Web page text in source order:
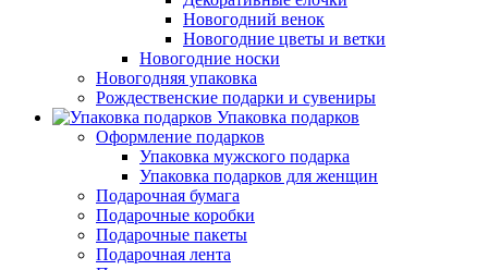
Новогодний венок
Новогодние цветы и ветки
Новогодние носки
Новогодняя упаковка
Рождественские подарки и сувениры
Упаковка подарков
Оформление подарков
Упаковка мужского подарка
Упаковка подарков для женщин
Подарочная бумага
Подарочные коробки
Подарочные пакеты
Подарочная лента